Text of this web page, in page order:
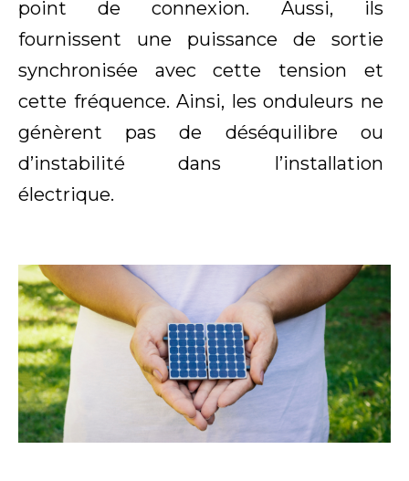
point de connexion. Aussi, ils
fournissent une puissance de sortie
synchronisée avec cette tension et
cette fréquence. Ainsi, les onduleurs ne
génèrent pas de déséquilibre ou
d’instabilité dans l’installation
électrique.